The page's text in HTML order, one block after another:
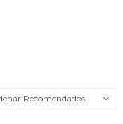
Recomendados